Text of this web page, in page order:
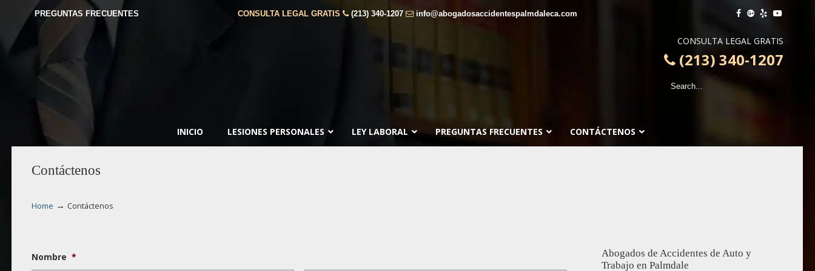
PREGUNTAS FRECUENTES CONSULTA LEGAL GRATIS (213) 340-1207 info@abogadosaccidentespalmdaleca.com
CONSULTA LEGAL GRATIS
(213) 340-1207
INICIO LESIONES PERSONALES LEY LABORAL PREGUNTAS FRECUENTES CONTÁCTENOS
Contáctenos
Home → Contáctenos
Nombre *
Abogados de Accidentes de Auto y
Trabajo en Palmdale